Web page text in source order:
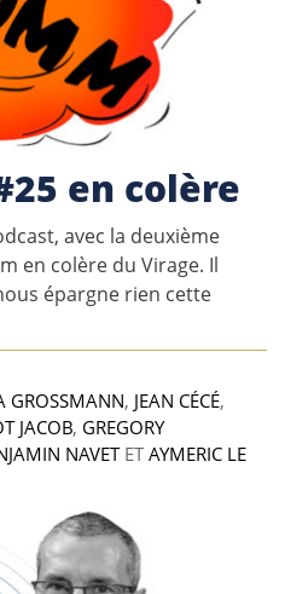
en colère
avec la deuxième
en colère du Virage. Il
épargne rien cette
GROSSMANN, JEAN CÉCÉ,
JACOB, GREGORY
NAVETETAYMERIC LE